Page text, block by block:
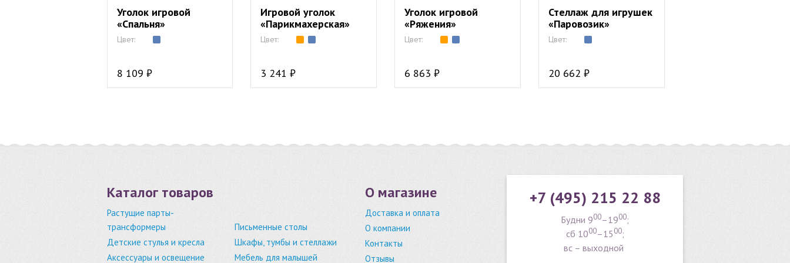
Уголок игровой
«Спальня»
Цвет:
8 109 ₽
Игровой уголок
«Парикмахерская»
Цвет:
3 241 ₽
Уголок игровой
«Ряжения»
Цвет:
6 863 ₽
Стеллаж для игрушек
«Паровозик»
Цвет:
20 662 ₽
Каталог товаров
Растущие парты-
трансформеры
Письменные столы
Детские стулья и кресла
Шкафы, тумбы и стеллажи
Аксессуары и освещение
Мебель для малышей
О магазине
Доставка и оплата
О компании
Контакты
Отзывы
+7 (495) 215 22 88
Будни 900–1900;
сб 1000–1500;
вс – выходной